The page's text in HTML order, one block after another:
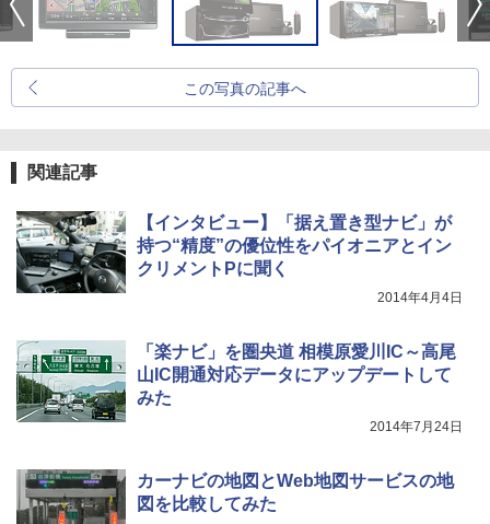
この写真の記事へ
関連記事
【インタビュー】「据え置き型ナビ」が
持つ“精度”の優位性をパイオニアとイン
クリメントPに聞く
2014年4月4日
「楽ナビ」を圏央道 相模原愛川IC～高尾
山IC開通対応データにアップデートして
みた
2014年7月24日
カーナビの地図とWeb地図サービスの地
図を比較してみた